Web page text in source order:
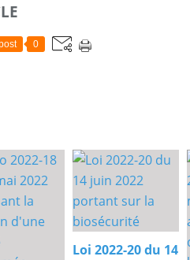
0
Loi 2022-20 du 14